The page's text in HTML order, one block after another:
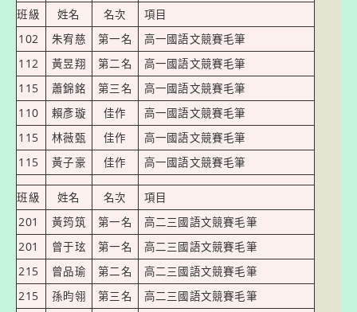
班級 姓名 名次
項目
102
朱宥慈 第一名
高一國語文競賽毛筆
112
黃昱翔 第二名
高一國語文競賽毛筆
115
蕭錦銘 第三名
高一國語文競賽毛筆
110
賴彥璇 佳作
高一國語文競賽毛筆
115
林薇甄 佳作
高一國語文競賽毛筆
115
黃子豪 佳作 高一國語文競賽毛筆
班級 姓名 名次
項目
201
黃筠筑 第一名
高二三國語文競賽毛筆
201
曾于玹 第一名
高二三國語文競賽毛筆
215
曾品瑜 第二名
高二三國語文競賽毛筆
215
孫昀翎 第三名
高二三國語文競賽毛筆